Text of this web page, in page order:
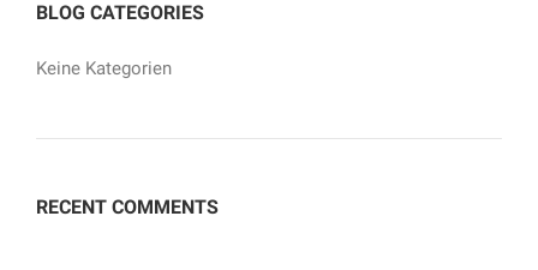
BLOG CATEGORIES
Keine Kategorien
RECENT COMMENTS